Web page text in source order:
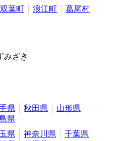
双葉町 浪江町
葛尾村
みざき
県 秋田県
山形県
県
県 神奈川県
千葉県